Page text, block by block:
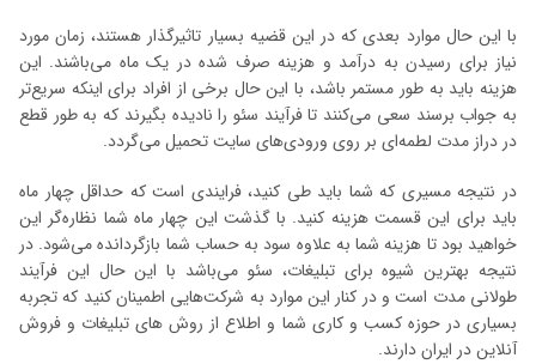
با این حال موارد بعدی که در این قضیه بسیار تاثیرگذار هستند، زمان مورد
نیاز برای رسیدن به درآمد و هزینه صرف شده در یک ماه می‌باشند. این
هزینه باید به طور مستمر باشد، با این حال برخی از افراد برای اینکه سریع‌تر
به جواب برسند سعی می‌کنند تا فرآیند سئو را نادیده بگیرند که به طور قطع
در دراز مدت لطمه‌ای بر روی ورودی‌های سایت تحمیل می‌گردد.
در نتیجه مسیری که شما باید طی کنید، فرایندی است که حداقل چهار ماه
باید برای این قسمت هزینه کنید. با گذشت این چهار ماه شما نظاره‌گر این
خواهید بود تا هزینه شما به علاوه سود به حساب شما بازگردانده می‌شود. در
نتیجه بهترین شیوه برای تبلیغات، سئو می‌باشد با این حال این فرآیند
طولانی مدت است و در کنار این موارد به شرکت‌هایی اطمینان کنید که تجربه
بسیاری در حوزه کسب و کاری شما و اطلاع از روش های تبلیغات و فروش
آنلاین در ایران دارند.